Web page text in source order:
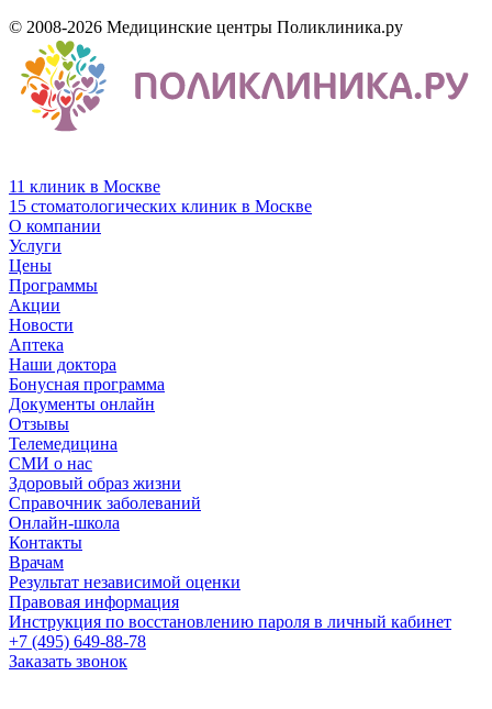
© 2008-2026 Медицинские центры Поликлиника.ру
11 клиник в Москве
15 стоматологических клиник в Москве
О компании
Услуги
Цены
Программы
Акции
Новости
Аптека
Наши доктора
Бонусная программа
Документы онлайн
Отзывы
Телемедицина
СМИ о нас
Здоровый образ жизни
Справочник заболеваний
Онлайн-школа
Контакты
Врачам
Результат независимой оценки
Правовая информация
Инструкция по восстановлению пароля в личный кабинет
+7 (495) 649-88-78
Заказать звонок